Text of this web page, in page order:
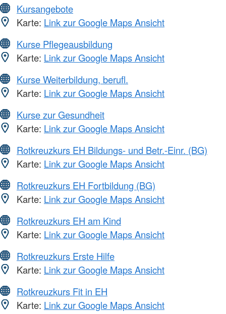
Kursangebote
Karte: Link zur Google Maps Ansicht
Kurse Pflegeausbildung
Karte: Link zur Google Maps Ansicht
Kurse Weiterbildung, berufl.
Karte: Link zur Google Maps Ansicht
Kurse zur Gesundheit
Karte: Link zur Google Maps Ansicht
Rotkreuzkurs EH Bildungs- und Betr.-Einr. (BG)
Karte: Link zur Google Maps Ansicht
Rotkreuzkurs EH Fortbildung (BG)
Karte: Link zur Google Maps Ansicht
Rotkreuzkurs EH am Kind
Karte: Link zur Google Maps Ansicht
Rotkreuzkurs Erste Hilfe
Karte: Link zur Google Maps Ansicht
Rotkreuzkurs Fit in EH
Karte: Link zur Google Maps Ansicht